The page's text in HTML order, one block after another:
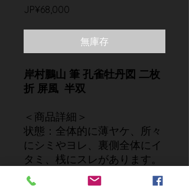
JP¥68,000
無庫存
岸村鵬山 筆 孔雀牡丹図 二枚
折 屏風 半双
＜商品詳細＞
状態：全体的に薄ヤケ、所々
にシミやヨレ、裏側全体にイ
タミ、桟にスレがあります。
サイズ：高さ 約173cm 幅 約